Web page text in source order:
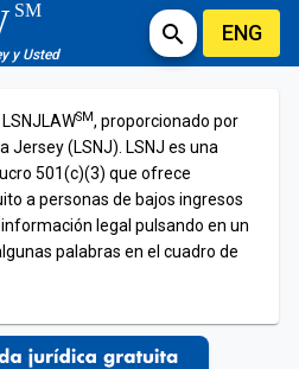
SM
y Usted
search ENG
SM, proporcionado por
Jersey (LSNJ). LSNJ es una
501(c)(3) que ofrece
a personas de bajos ingresos
legal pulsando en un
palabras en el cuadro de